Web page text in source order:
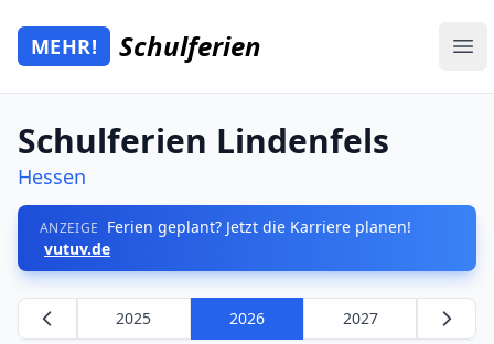
Zum Hauptinhalt springen
Mehr Schulferien
MEHR! Schulferien
Schulferien Lindenfels
Hessen
ANZEIGE Ferien geplant? Jetzt die Karriere planen!
vutuv.de
2025 2026 2027